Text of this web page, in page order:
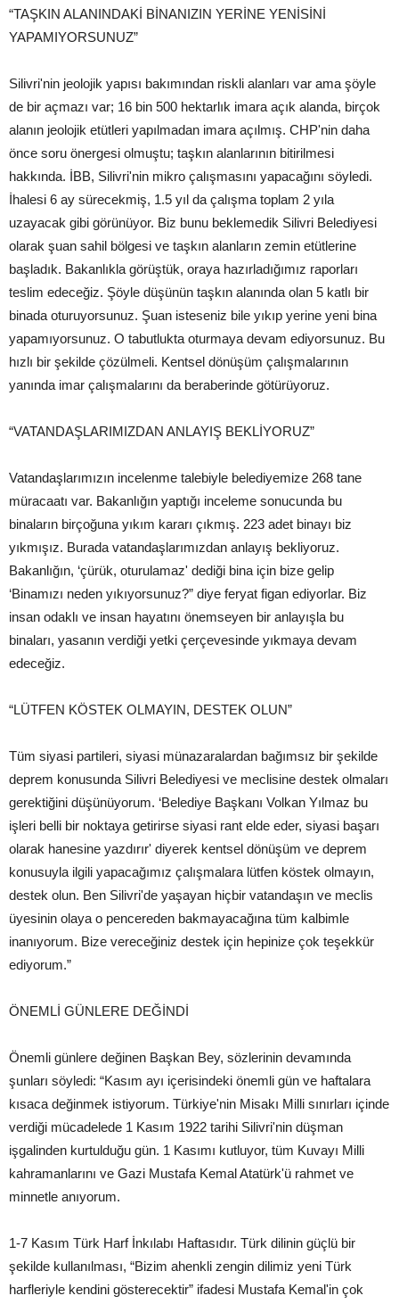
“TAŞKIN ALANINDAKİ BİNANIZIN YERİNE YENİSİNİ
YAPAMIYORSUNUZ”
Silivri'nin jeolojik yapısı bakımından riskli alanları var ama şöyle
de bir açmazı var; 16 bin 500 hektarlık imara açık alanda, birçok
alanın jeolojik etütleri yapılmadan imara açılmış. CHP'nin daha
önce soru önergesi olmuştu; taşkın alanlarının bitirilmesi
hakkında. İBB, Silivri'nin mikro çalışmasını yapacağını söyledi.
İhalesi 6 ay sürecekmiş, 1.5 yıl da çalışma toplam 2 yıla
uzayacak gibi görünüyor. Biz bunu beklemedik Silivri Belediyesi
olarak şuan sahil bölgesi ve taşkın alanların zemin etütlerine
başladık. Bakanlıkla görüştük, oraya hazırladığımız raporları
teslim edeceğiz. Şöyle düşünün taşkın alanında olan 5 katlı bir
binada oturuyorsunuz. Şuan isteseniz bile yıkıp yerine yeni bina
yapamıyorsunuz. O tabutlukta oturmaya devam ediyorsunuz. Bu
hızlı bir şekilde çözülmeli. Kentsel dönüşüm çalışmalarının
yanında imar çalışmalarını da beraberinde götürüyoruz.
“VATANDAŞLARIMIZDAN ANLAYIŞ BEKLİYORUZ”
Vatandaşlarımızın incelenme talebiyle belediyemize 268 tane
müracaatı var. Bakanlığın yaptığı inceleme sonucunda bu
binaların birçoğuna yıkım kararı çıkmış. 223 adet binayı biz
yıkmışız. Burada vatandaşlarımızdan anlayış bekliyoruz.
Bakanlığın, ‘çürük, oturulamaz' dediği bina için bize gelip
‘Binamızı neden yıkıyorsunuz?” diye feryat figan ediyorlar. Biz
insan odaklı ve insan hayatını önemseyen bir anlayışla bu
binaları, yasanın verdiği yetki çerçevesinde yıkmaya devam
edeceğiz.
“LÜTFEN KÖSTEK OLMAYIN, DESTEK OLUN”
Tüm siyasi partileri, siyasi münazaralardan bağımsız bir şekilde
deprem konusunda Silivri Belediyesi ve meclisine destek olmaları
gerektiğini düşünüyorum. ‘Belediye Başkanı Volkan Yılmaz bu
işleri belli bir noktaya getirirse siyasi rant elde eder, siyasi başarı
olarak hanesine yazdırır' diyerek kentsel dönüşüm ve deprem
konusuyla ilgili yapacağımız çalışmalara lütfen köstek olmayın,
destek olun. Ben Silivri'de yaşayan hiçbir vatandaşın ve meclis
üyesinin olaya o pencereden bakmayacağına tüm kalbimle
inanıyorum. Bize vereceğiniz destek için hepinize çok teşekkür
ediyorum.”
ÖNEMLİ GÜNLERE DEĞİNDİ
Önemli günlere değinen Başkan Bey, sözlerinin devamında
şunları söyledi: “Kasım ayı içerisindeki önemli gün ve haftalara
kısaca değinmek istiyorum. Türkiye'nin Misakı Milli sınırları içinde
verdiği mücadelede 1 Kasım 1922 tarihi Silivri'nin düşman
işgalinden kurtulduğu gün. 1 Kasımı kutluyor, tüm Kuvayı Milli
kahramanlarını ve Gazi Mustafa Kemal Atatürk'ü rahmet ve
minnetle anıyorum.
1-7 Kasım Türk Harf İnkılabı Haftasıdır. Türk dilinin güçlü bir
şekilde kullanılması, “Bizim ahenkli zengin dilimiz yeni Türk
harfleriyle kendini gösterecektir” ifadesi Mustafa Kemal'in çok